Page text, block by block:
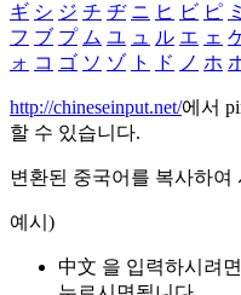
ギ シ ジ チ ヂ ニ ヒ ビ ピ ミ
フ ブ プ ム ユ ュ ル エ ェ
ォ コ ゴ ソ ゾ ト ド ノ ホ
http://chineseinput.net/에서
할 수 있습니다.
변환된 중국어를 복사하여
예시)
中文 을 입력하시려면